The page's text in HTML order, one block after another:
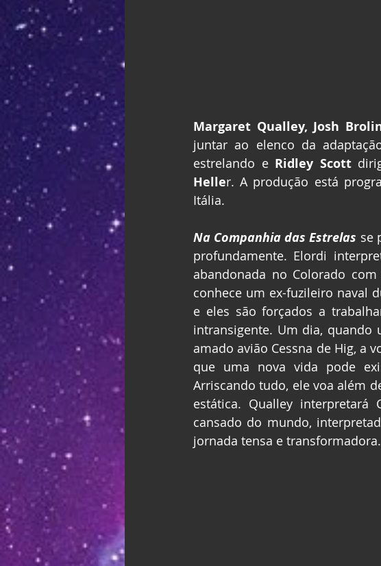
Margaret Qualley, Josh
juntar ao elenco da
estrelando e Ridley Scott
Heller. A produção está
Itália.
Na Companhia das Estrelas se
profundamente. Elordi
abandonada no Colorado
conhece um ex-fuzileiro naval
e eles são forçados a
intransigente. Um dia,
amado avião Cessna de Hig, a
que uma nova vida pode
Arriscando tudo, ele voa além
estática. Qualley
cansado do mundo,
jornada tensa e transformadora.